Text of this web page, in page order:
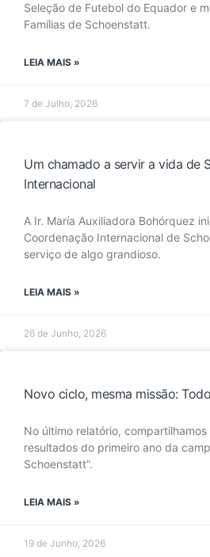
Seleção de Futebol do Equador e
Famílias de Schoenstatt.
LEIA MAIS »
7 de Julho, 2026
Um chamado a servir a vida de
Internacional
A Ir. María Auxiliadora Bohórquez
Coordenação Internacional de
serviço de algo grandioso.
LEIA MAIS »
26 de Junho, 2026
Novo ciclo, mesma missão:
No último relatório,
resultados do primeiro ano da
Schoenstatt”.
LEIA MAIS »
19 de Junho, 2026